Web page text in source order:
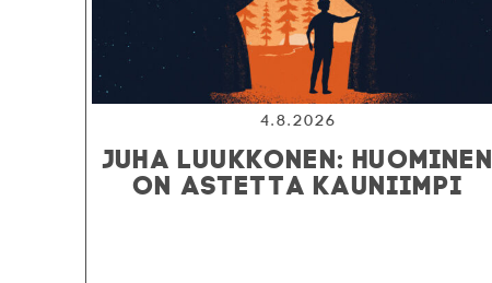
4.8.2026
JUHA LUUKKONEN: HUOMINEN
ON ASTETTA KAUNIIMPI